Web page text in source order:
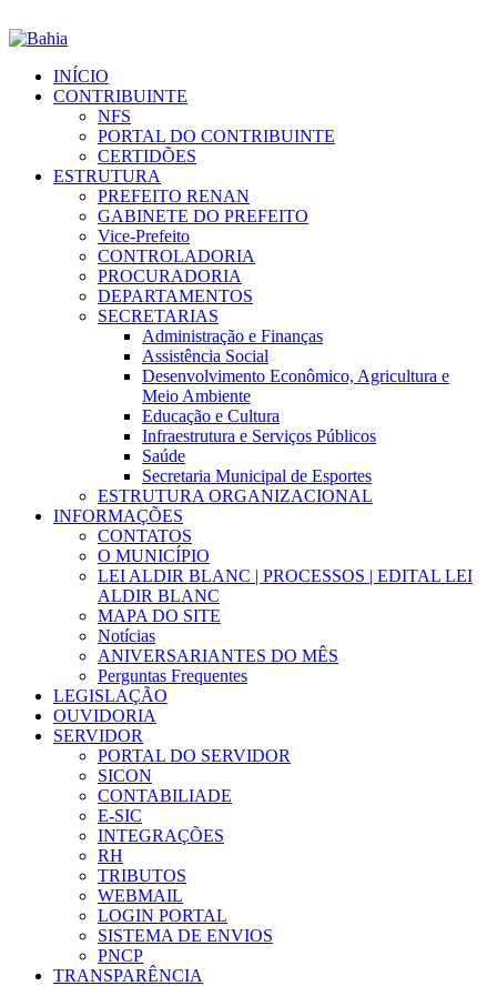
INÍCIO
CONTRIBUINTE
NFS
PORTAL DO CONTRIBUINTE
CERTIDÕES
ESTRUTURA
PREFEITO RENAN
GABINETE DO PREFEITO
Vice-Prefeito
CONTROLADORIA
PROCURADORIA
DEPARTAMENTOS
SECRETARIAS
Administração e Finanças
Assistência Social
Desenvolvimento Econômico, Agricultura e
Meio Ambiente
Educação e Cultura
Infraestrutura e Serviços Públicos
Saúde
Secretaria Municipal de Esportes
ESTRUTURA ORGANIZACIONAL
INFORMAÇÕES
CONTATOS
O MUNICÍPIO
LEI ALDIR BLANC | PROCESSOS | EDITAL LEI
ALDIR BLANC
MAPA DO SITE
Notícias
ANIVERSARIANTES DO MÊS
Perguntas Frequentes
LEGISLAÇÃO
OUVIDORIA
SERVIDOR
PORTAL DO SERVIDOR
SICON
CONTABILIADE
E-SIC
INTEGRAÇÕES
RH
TRIBUTOS
WEBMAIL
LOGIN PORTAL
SISTEMA DE ENVIOS
PNCP
TRANSPARÊNCIA